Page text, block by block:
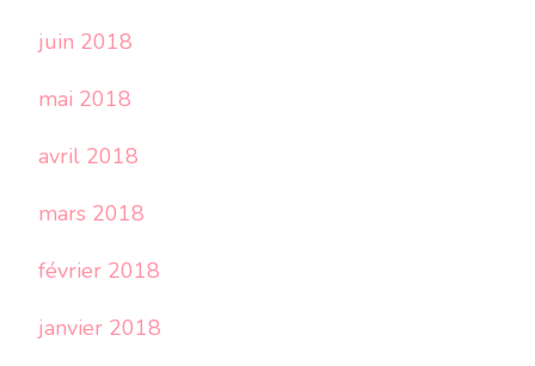
juin 2018
mai 2018
avril 2018
mars 2018
février 2018
janvier 2018